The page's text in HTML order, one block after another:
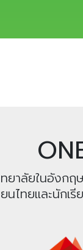
าลัยในอังกฤ
นไทยและนักเ